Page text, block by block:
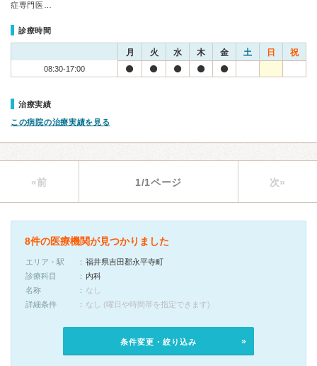
症専門医…
診療時間
月 火 水 木 金 土 日 祝
08:30-17:00
治療実績
この病院の治療実績を見る
«前 1/1ページ 次»
8件の医療機関が見つかりました
エリア・駅
福井県吉田郡永平寺町
診療科目
内科
名称
なし
詳細条件
なし (曜日や時間帯を指定できます)
条件変更・絞り込み